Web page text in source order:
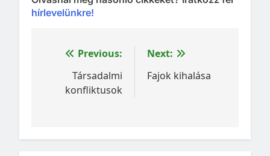
hírlevelünkre!
Bejegyzés
navigáció
Previous:
Társadalmi
konfliktusok
Next:
Fajok kihalása